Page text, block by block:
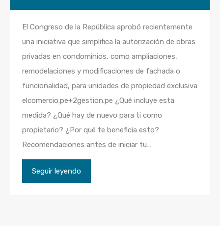
El Congreso de la República aprobó recientemente
una iniciativa que simplifica la autorización de obras
privadas en condominios, como ampliaciones,
remodelaciones y modificaciones de fachada o
funcionalidad, para unidades de propiedad exclusiva
elcomercio.pe+2gestion.pe ¿Qué incluye esta
medida? ¿Qué hay de nuevo para ti como
propietario? ¿Por qué te beneficia esto?
Recomendaciones antes de iniciar tu…
Seguir leyendo